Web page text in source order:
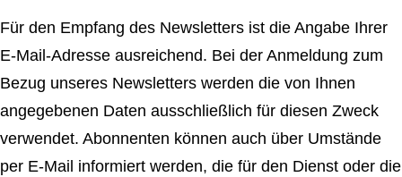
Für den Empfang des Newsletters ist die Angabe Ihrer
E-Mail-Adresse ausreichend. Bei der Anmeldung zum
Bezug unseres Newsletters werden die von Ihnen
angegebenen Daten ausschließlich für diesen Zweck
verwendet. Abonnenten können auch über Umstände
per E-Mail informiert werden, die für den Dienst oder die